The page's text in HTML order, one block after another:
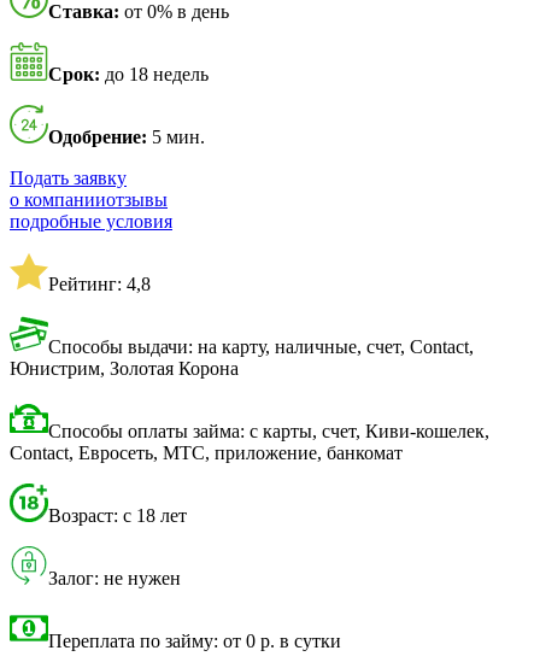
Ставка: от 0% в день
Срок: до 18 недель
Одобрение: 5 мин.
Подать заявку
о компанииотзывы
подробные условия
Рейтинг: 4,8
Способы выдачи: на карту, наличные, счет, Contact,
Юнистрим, Золотая Корона
Способы оплаты займа: с карты, счет, Киви-кошелек,
Contact, Евросеть, МТС, приложение, банкомат
Возраст: с 18 лет
Залог: не нужен
Переплата по займу: от 0 р. в сутки